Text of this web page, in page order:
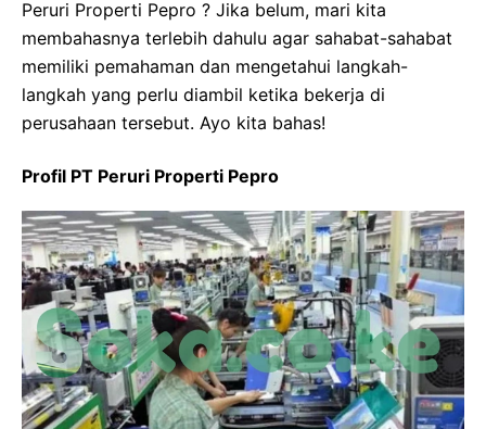
Peruri Properti Pepro ? Jika belum, mari kita
membahasnya terlebih dahulu agar sahabat-sahabat
memiliki pemahaman dan mengetahui langkah-
langkah yang perlu diambil ketika bekerja di
perusahaan tersebut. Ayo kita bahas!
Profil PT Peruri Properti Pepro